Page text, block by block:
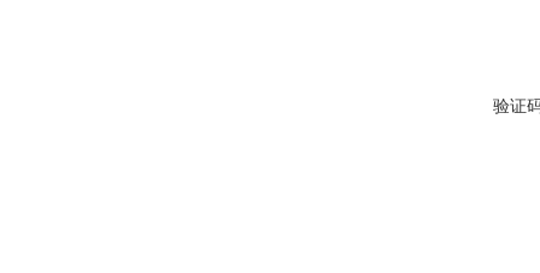
验证